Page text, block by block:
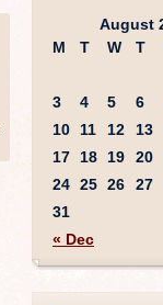
August
M
T W T
« Dec
3
4 5 6
10
11 12 13
17
18 19 20
24 25 26 27
31